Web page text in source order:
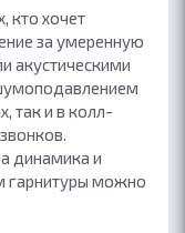
кто хочет
за умеренную
акустическими
так и в колл-
динамика и
гарнитуры можно